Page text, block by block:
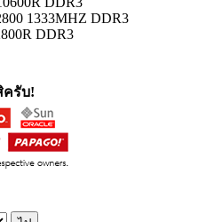
1333MHZ DDR3
DDR3
ครับ!